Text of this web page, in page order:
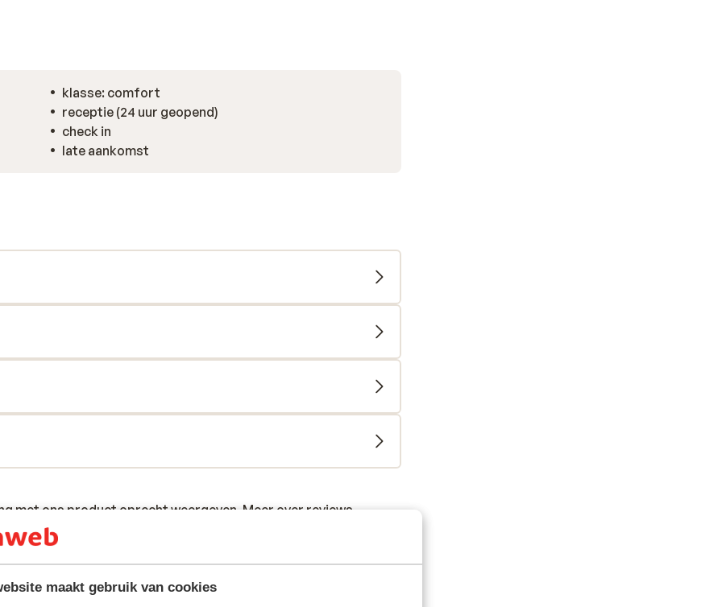
maakt gebruik van cookies
klasse: comfort
receptie (24 uur geopend)
check in
late aankomst
met ons product oprecht weergeven. Meer over reviews
Meest geboekt door met partner
1.3 Ontevreden